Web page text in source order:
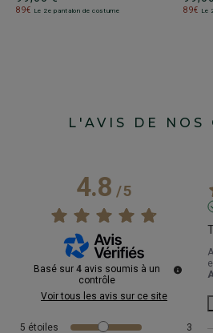
89€ Le 2e pantalon de costume 89€ Le
L'AVIS DE NOS
4.8/5
Basé sur 4 avis soumis à un
contrôle
Voir tous les avis sur ce site
5 étoiles
3